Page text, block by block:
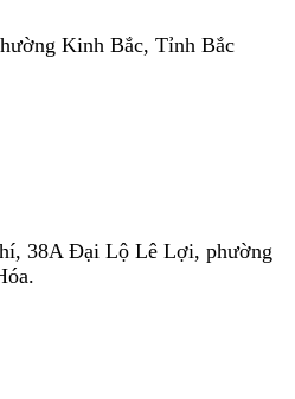
Kinh Bắc, Tỉnh Bắc
38A Đại Lộ Lê Lợi, phường